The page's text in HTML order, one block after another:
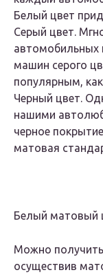
Белый цвет
Серый цвет.
автомобильных
машин серого
популярным,
Черный цвет.
нашими
черное
матовая
Белый матовый
Можно
осуществив